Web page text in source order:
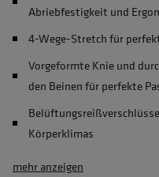
Abriebfestigkeit und
4-Wege-Stretch für
Vorgeformte Knie und
den Beinen für perfekte
Körperklimas
mehr anzeigen